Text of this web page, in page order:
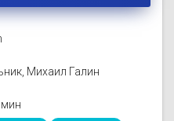
Михаил Галин